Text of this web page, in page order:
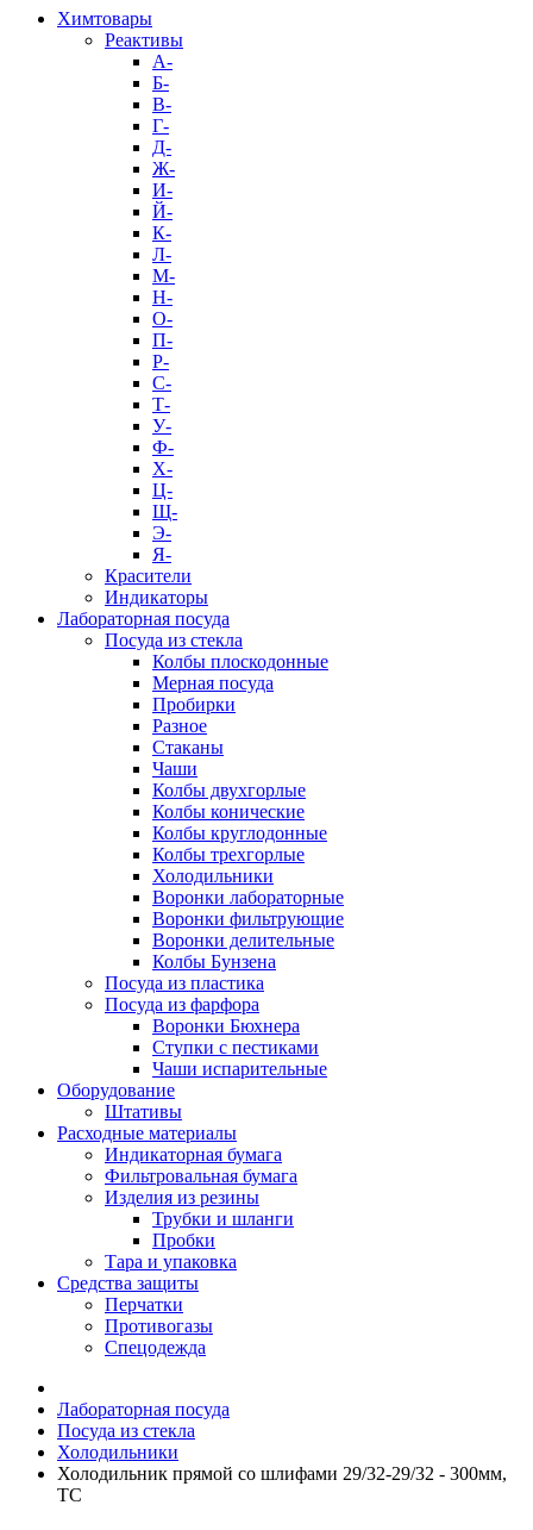
Химтовары
Реактивы
А-
Б-
В-
Г-
Д-
Ж-
И-
Й-
К-
Л-
М-
Н-
О-
П-
Р-
С-
Т-
У-
Ф-
Х-
Ц-
Щ-
Э-
Я-
Красители
Индикаторы
Лабораторная посуда
Посуда из стекла
Колбы плоскодонные
Мерная посуда
Пробирки
Разное
Стаканы
Чаши
Колбы двухгорлые
Колбы конические
Колбы круглодонные
Колбы трехгорлые
Холодильники
Воронки лабораторные
Воронки фильтрующие
Воронки делительные
Колбы Бунзена
Посуда из пластика
Посуда из фарфора
Воронки Бюхнера
Ступки с пестиками
Чаши испарительные
Оборудование
Штативы
Расходные материалы
Индикаторная бумага
Фильтровальная бумага
Изделия из резины
Трубки и шланги
Пробки
Тара и упаковка
Средства защиты
Перчатки
Противогазы
Спецодежда
Лабораторная посуда
Посуда из стекла
Холодильники
Холодильник прямой со шлифами 29/32-29/32 - 300мм,
ТС